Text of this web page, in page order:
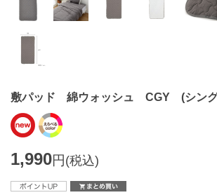
敷パッド 綿ウォッシュ CGY (シング
1,990円(税込)